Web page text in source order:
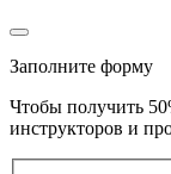
Заполните форму
Чтобы получить
инструкторов и